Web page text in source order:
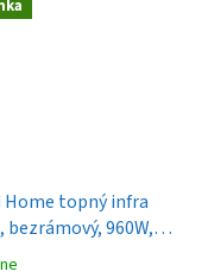
Home topný infra
bezrámový, 960W,
Wi-Fi, Tuya